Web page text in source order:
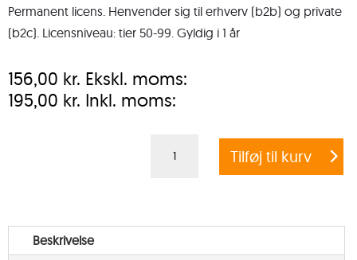
Permanent licens. Henvender sig til erhverv (b2b) og private
(b2c). Licensniveau: tier 50-99. Gyldig i 1 år
156,00 kr. Ekskl. moms:
195,00 kr. Inkl. moms:
(Tier
50-
Tilføj til kurv
Beskrivelse